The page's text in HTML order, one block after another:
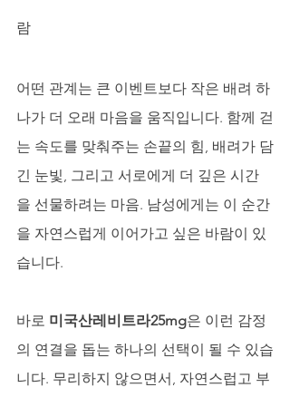
람
어떤 관계는 큰 이벤트보다 작은 배려 하
나가 더 오래 마음을 움직입니다. 함께 걷
는 속도를 맞춰주는 손끝의 힘, 배려가 담
긴 눈빛, 그리고 서로에게 더 깊은 시간
을 선물하려는 마음. 남성에게는 이 순간
을 자연스럽게 이어가고 싶은 바람이 있
습니다.
바로 미국산레비트라25mg은 이런 감정
의 연결을 돕는 하나의 선택이 될 수 있습
니다. 무리하지 않으면서, 자연스럽고 부